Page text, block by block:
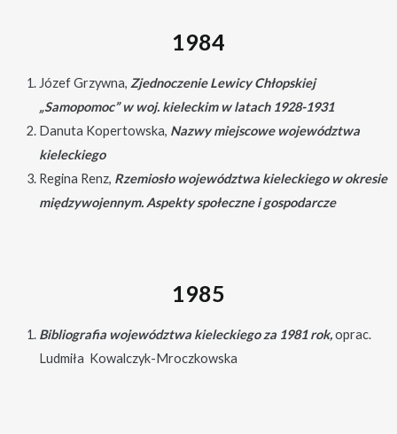
1984
Józef Grzywna, Zjednoczenie Lewicy Chłopskiej
„Samopomoc” w woj. kieleckim w latach 1928-1931
Danuta Kopertowska, Nazwy miejscowe województwa
kieleckiego
Regina Renz, Rzemiosło województwa kieleckiego w okresie
międzywojennym. Aspekty społeczne i gospodarcze
1985
Bibliografia województwa kieleckiego za 1981 rok,oprac.
Ludmiła Kowalczyk-Mroczkowska